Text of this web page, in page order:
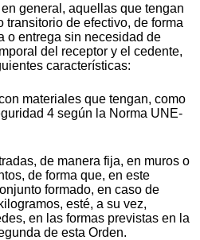
general, aquellas que tengan
transitorio de efectivo, de forma
o entrega sin necesidad de
del receptor y el cedente,
características:
materiales que tengan, como
4 según la Norma UNE-
de manera fija, en muros o
de forma que, en este
formado, en caso de
esté, a su vez,
en las formas previstas en la
de esta Orden.